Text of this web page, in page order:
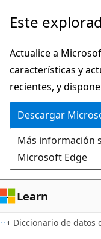
Ir
contenido
principal
Este
Actualice a
características y
recientes, y
Descargar
Más información
Microsoft Edge
Learn
Diccionario de datos